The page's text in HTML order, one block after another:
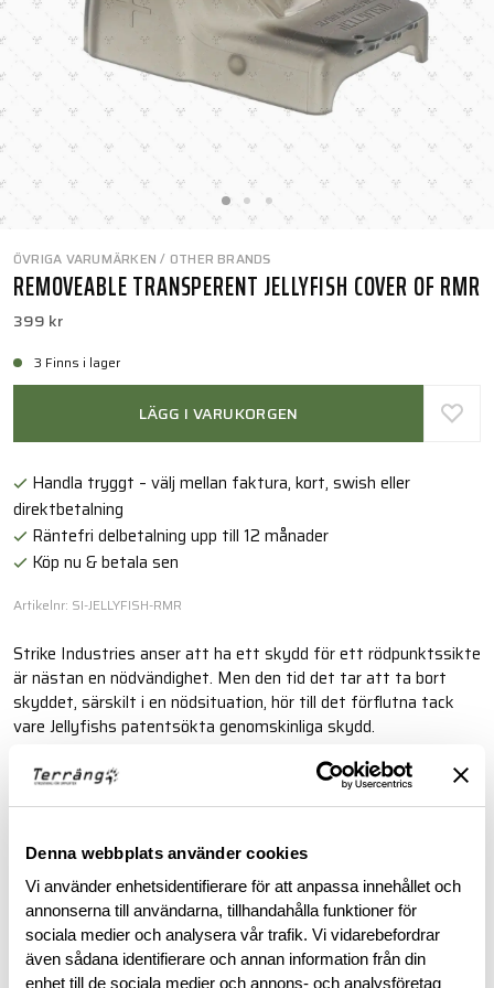
Denna webbplats använder cookies
Vi använder enhetsidentifierare för att anpassa innehållet och
annonserna till användarna, tillhandahålla funktioner för
sociala medier och analysera vår trafik. Vi vidarebefordrar
även sådana identifierare och annan information från din
enhet till de sociala medier och annons- och analysföretag
ÖVRIGA VARUMÄRKEN / OTHER BRANDS
REMOVEABLE TRANSPERENT JELLYFISH COVER OF RMR
399 kr
3 Finns i lager
LÄGG I VARUKORGEN
Handla tryggt – välj mellan faktura, kort, swish eller
direktbetalning
Räntefri delbetalning upp till 12 månader
Köp nu & betala sen
Artikelnr: SI-JELLYFISH-RMR
Strike Industries anser att ha ett skydd för ett rödpunktssikte
är nästan en nödvändighet. Men den tid det tar att ta bort
skyddet, särskilt i en nödsituation, hör till det förflutna tack
vare Jellyfishs patentsökta genomskinliga skydd.
Läs mer
BESKRIVNING
RECENSIONER